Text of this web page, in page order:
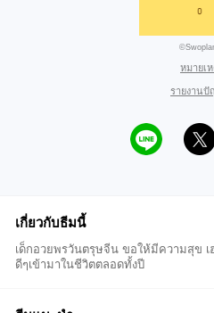
หมายเ
รายงานปั
เกี่ยวกับธีมนี้
เด็กอวยพรวันตรุษจีน ขอให้มีความสุข เ
ดีๆเข้ามาในชีวิตตลอดทั้งปี